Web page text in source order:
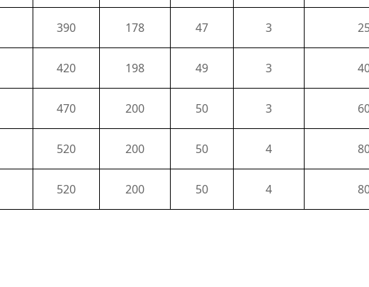
390 178 47 3
420 198 49 3
470 200 50 3
520 200 50 4
520 200 50 4